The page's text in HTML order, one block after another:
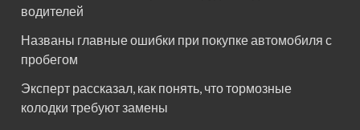
водителей
Названы главные ошибки при покупке автомобиля с
пробегом
Эксперт рассказал, как понять, что тормозные
колодки требуют замены